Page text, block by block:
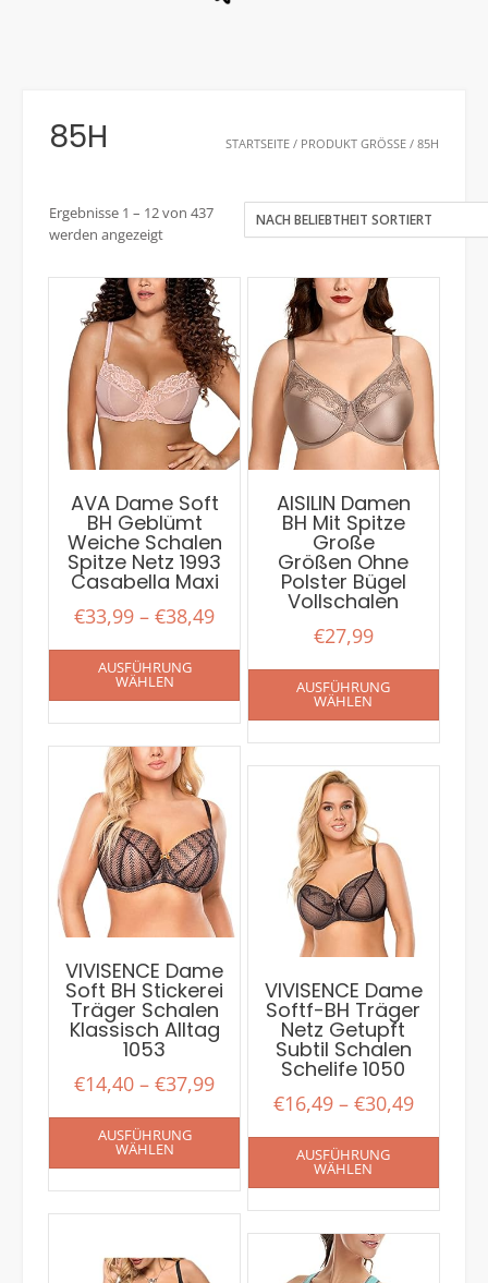
STARTSEITE / PRODUKT GRÖSSE / 85H
85H
Ergebnisse 1 – 12 von 437
werden angezeigt
AVA Dame Soft
BH Geblümt
Weiche Schalen
Spitze Netz 1993
Casabella Maxi
€33,99 –€38,49
AUSFÜHRUNG
WÄHLEN
AISILIN Damen
BH Mit Spitze
Große
Größen Ohne
Polster Bügel
Vollschalen
€27,99
AUSFÜHRUNG
WÄHLEN
VIVISENCE Dame
Soft BH Stickerei
Träger Schalen
Klassisch Alltag
1053
€14,40 –€37,99
AUSFÜHRUNG
WÄHLEN
VIVISENCE Dame
Softf-BH Träger
Netz Getupft
Subtil Schalen
Schelife 1050
€16,49– €30,49
AUSFÜHRUNG
WÄHLEN